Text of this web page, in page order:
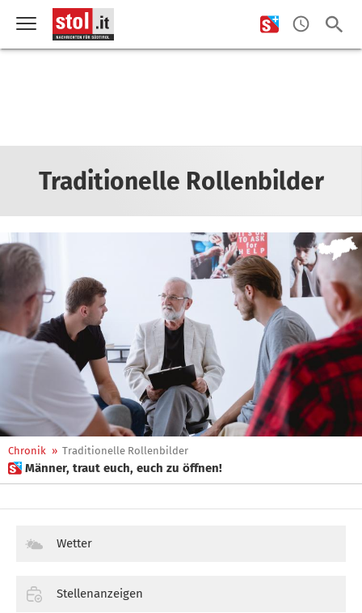
Traditionelle Rollenbilder
Chronik » Traditionelle Rollenbilder
 Männer, traut euch, euch zu öffnen!
Wetter
Stellenanzeigen